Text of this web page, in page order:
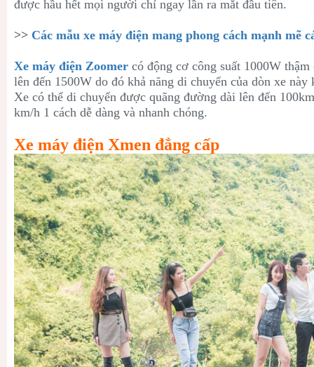
được hầu hết mọi người chỉ ngay lần ra mắt đầu tiên.
>> Các mẫu xe máy điện mang phong cách mạnh mẽ
Xe máy điện Zoomer có động cơ công suất 1000W
lên đến 1500W do đó khả năng di chuyển của dòn xe này
Xe có thể di chuyển được quãng đường dài lên đến
km/h 1 cách dễ dàng và nhanh chóng.
Xe máy điện Xmen đẳng cấp